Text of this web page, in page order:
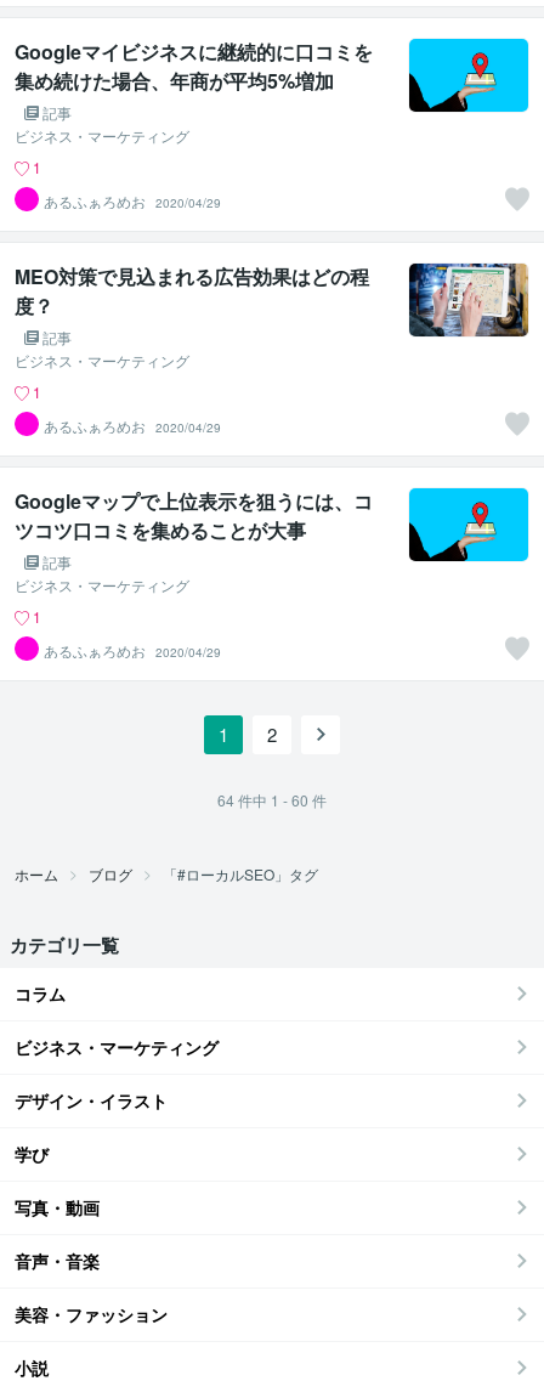
Googleマイビジネスに継続的に口コミを
集め続けた場合、年商が平均5%増加
記事
ビジネス・マーケティング
1
あるふぁろめお
2020/04/29
MEO対策で見込まれる広告効果はどの程
度？
記事
ビジネス・マーケティング
1
あるふぁろめお
2020/04/29
Googleマップで上位表示を狙うには、コ
ツコツ口コミを集めることが大事
記事
ビジネス・マーケティング
1
あるふぁろめお
2020/04/29
1 2
64件中 1 - 60 件
ホーム ブログ 「#ローカルSEO」タグ
カテゴリ一覧
コラム
ビジネス・マーケティング
デザイン・イラスト
学び
写真・動画
音声・音楽
美容・ファッション
小説